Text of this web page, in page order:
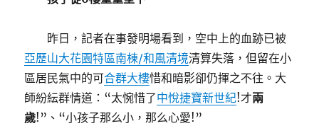
昨日，記者在事發明場看到，空中上的血跡已被
亞歷山大花園特區南棟/和風清境清算失落，但留在小
區居民氣中的可合群大樓惜和暗影卻仍揮之不往。大
師紛紜群情道：“太惋惜了中悅捷寶新世紀!才兩
歲!”、“小孩子那么小，那么心愛!”